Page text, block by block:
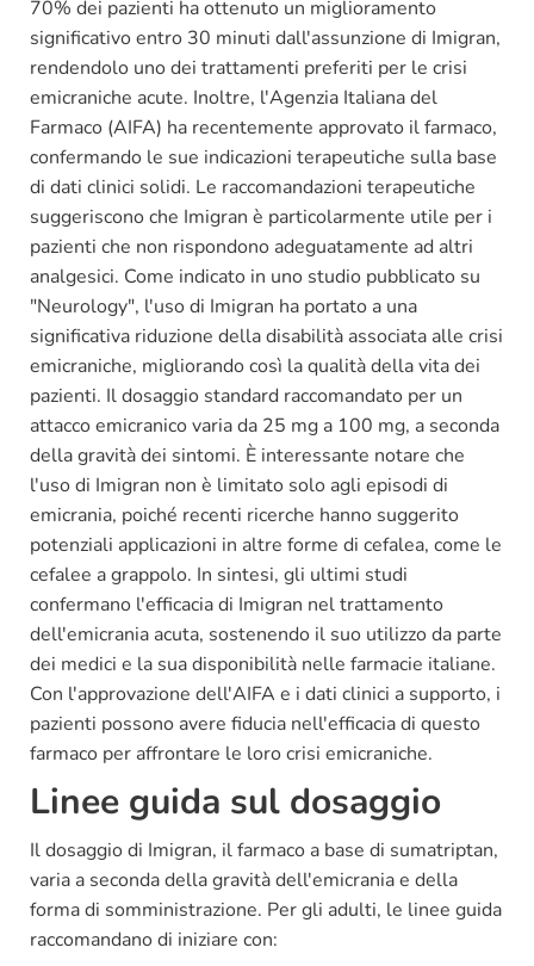
70% dei pazienti ha ottenuto un miglioramento
significativo entro 30 minuti dall'assunzione di Imigran,
rendendolo uno dei trattamenti preferiti per le crisi
emicraniche acute. Inoltre, l'Agenzia Italiana del
Farmaco (AIFA) ha recentemente approvato il farmaco,
confermando le sue indicazioni terapeutiche sulla base
di dati clinici solidi. Le raccomandazioni terapeutiche
suggeriscono che Imigran è particolarmente utile per i
pazienti che non rispondono adeguatamente ad altri
analgesici. Come indicato in uno studio pubblicato su
"Neurology", l'uso di Imigran ha portato a una
significativa riduzione della disabilità associata alle crisi
emicraniche, migliorando così la qualità della vita dei
pazienti. Il dosaggio standard raccomandato per un
attacco emicranico varia da 25 mg a 100 mg, a seconda
della gravità dei sintomi. È interessante notare che
l'uso di Imigran non è limitato solo agli episodi di
emicrania, poiché recenti ricerche hanno suggerito
potenziali applicazioni in altre forme di cefalea, come le
cefalee a grappolo. In sintesi, gli ultimi studi
confermano l'efficacia di Imigran nel trattamento
dell'emicrania acuta, sostenendo il suo utilizzo da parte
dei medici e la sua disponibilità nelle farmacie italiane.
Con l'approvazione dell'AIFA e i dati clinici a supporto, i
pazienti possono avere fiducia nell'efficacia di questo
farmaco per affrontare le loro crisi emicraniche.
Linee guida sul dosaggio
Il dosaggio di Imigran, il farmaco a base di sumatriptan,
varia a seconda della gravità dell'emicrania e della
forma di somministrazione. Per gli adulti, le linee guida
raccomandano di iniziare con: